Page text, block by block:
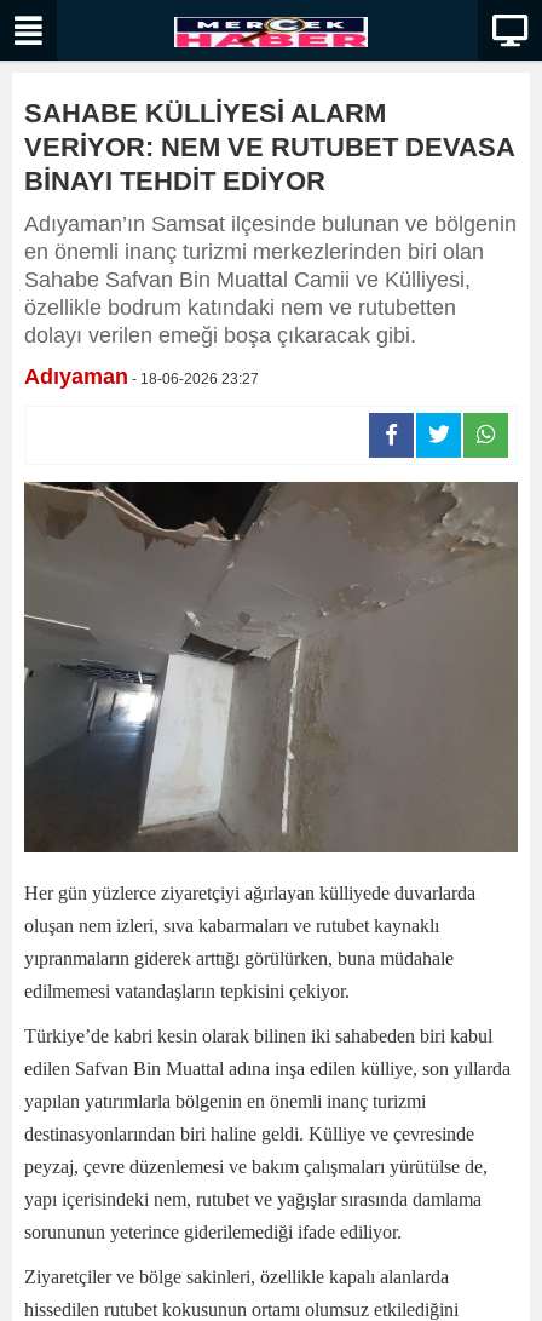
SAHABE KÜLLİYESİ ALARM
VERİYOR: NEM VE RUTUBET DEVASA
BİNAYI TEHDİT EDİYOR
Adıyaman’ın Samsat ilçesinde bulunan ve bölgenin
en önemli inanç turizmi merkezlerinden biri olan
Sahabe Safvan Bin Muattal Camii ve Külliyesi,
özellikle bodrum katındaki nem ve rutubetten
dolayı verilen emeği boşa çıkaracak gibi.
Adıyaman - 18-06-2026 23:27
Her gün yüzlerce ziyaretçiyi ağırlayan külliyede duvarlarda
oluşan nem izleri, sıva kabarmaları ve rutubet kaynaklı
yıpranmaların giderek arttığı görülürken, buna müdahale
edilmemesi vatandaşların tepkisini çekiyor.
Türkiye’de kabri kesin olarak bilinen iki sahabeden biri kabul
edilen Safvan Bin Muattal adına inşa edilen külliye, son yıllarda
yapılan yatırımlarla bölgenin en önemli inanç turizmi
destinasyonlarından biri haline geldi. Külliye ve çevresinde
peyzaj, çevre düzenlemesi ve bakım çalışmaları yürütülse de,
yapı içerisindeki nem, rutubet ve yağışlar sırasında damlama
sorununun yeterince giderilemediği ifade ediliyor.
Ziyaretçiler ve bölge sakinleri, özellikle kapalı alanlarda
hissedilen rutubet kokusunun ortamı olumsuz etkilediğini